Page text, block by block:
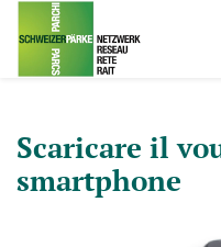
Scaricare il
smartphone